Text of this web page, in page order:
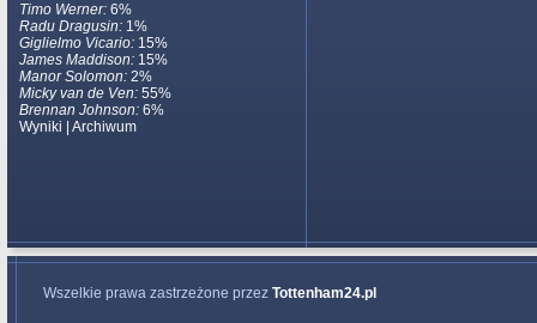
Timo Werner: 6%
Radu Dragusin: 1%
Giglielmo Vicario: 15%
James Maddison: 15%
Manor Solomon: 2%
Micky van de Ven: 55%
Brennan Johnson: 6%
Wyniki
Archiwum
Wszelkie prawa zastrzeżone przez Tottenham24.pl